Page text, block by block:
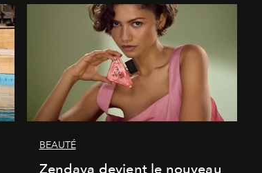
BEAUTÉ
Zendaya devient le nouveau